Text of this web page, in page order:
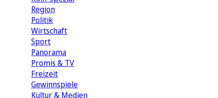
Region
Politik
Wirtschaft
Sport
Panorama
Promis & TV
Freizeit
Gewinnspiele
Kultur & Medien